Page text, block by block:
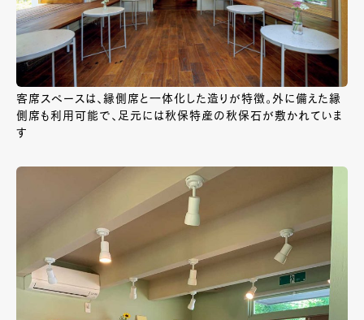
客席スペースは、縁側席と一体化した造りが特徴。外に備えた縁
側席も利用可能で、足元には秋保特産の秋保石が敷かれていま
す